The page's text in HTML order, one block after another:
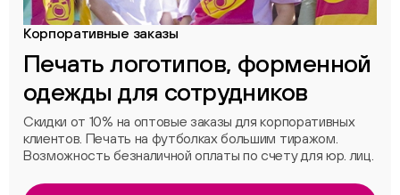
Корпоративные заказы
Печать логотипов, форменной
одежды для сотрудников
Скидки от 10% на оптовые заказы для корпоративных
клиентов. Печать на футболках большим тиражом.
Возможность безналичной оплаты по счету для юр. лиц.